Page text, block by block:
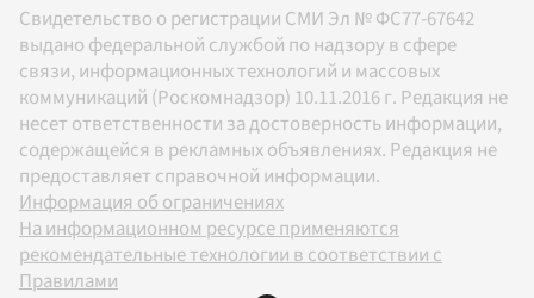
Свидетельство о регистрации СМИ Эл № ФС77-67642
выдано федеральной службой по надзору в сфере
связи, информационных технологий и массовых
коммуникаций (Роскомнадзор) 10.11.2016 г. Редакция не
несет ответственности за достоверность информации,
содержащейся в рекламных объявлениях. Редакция не
предоставляет справочной информации.
Информация об ограничениях
На информационном ресурсе применяются
рекомендательные технологии в соответствии с
Правилами